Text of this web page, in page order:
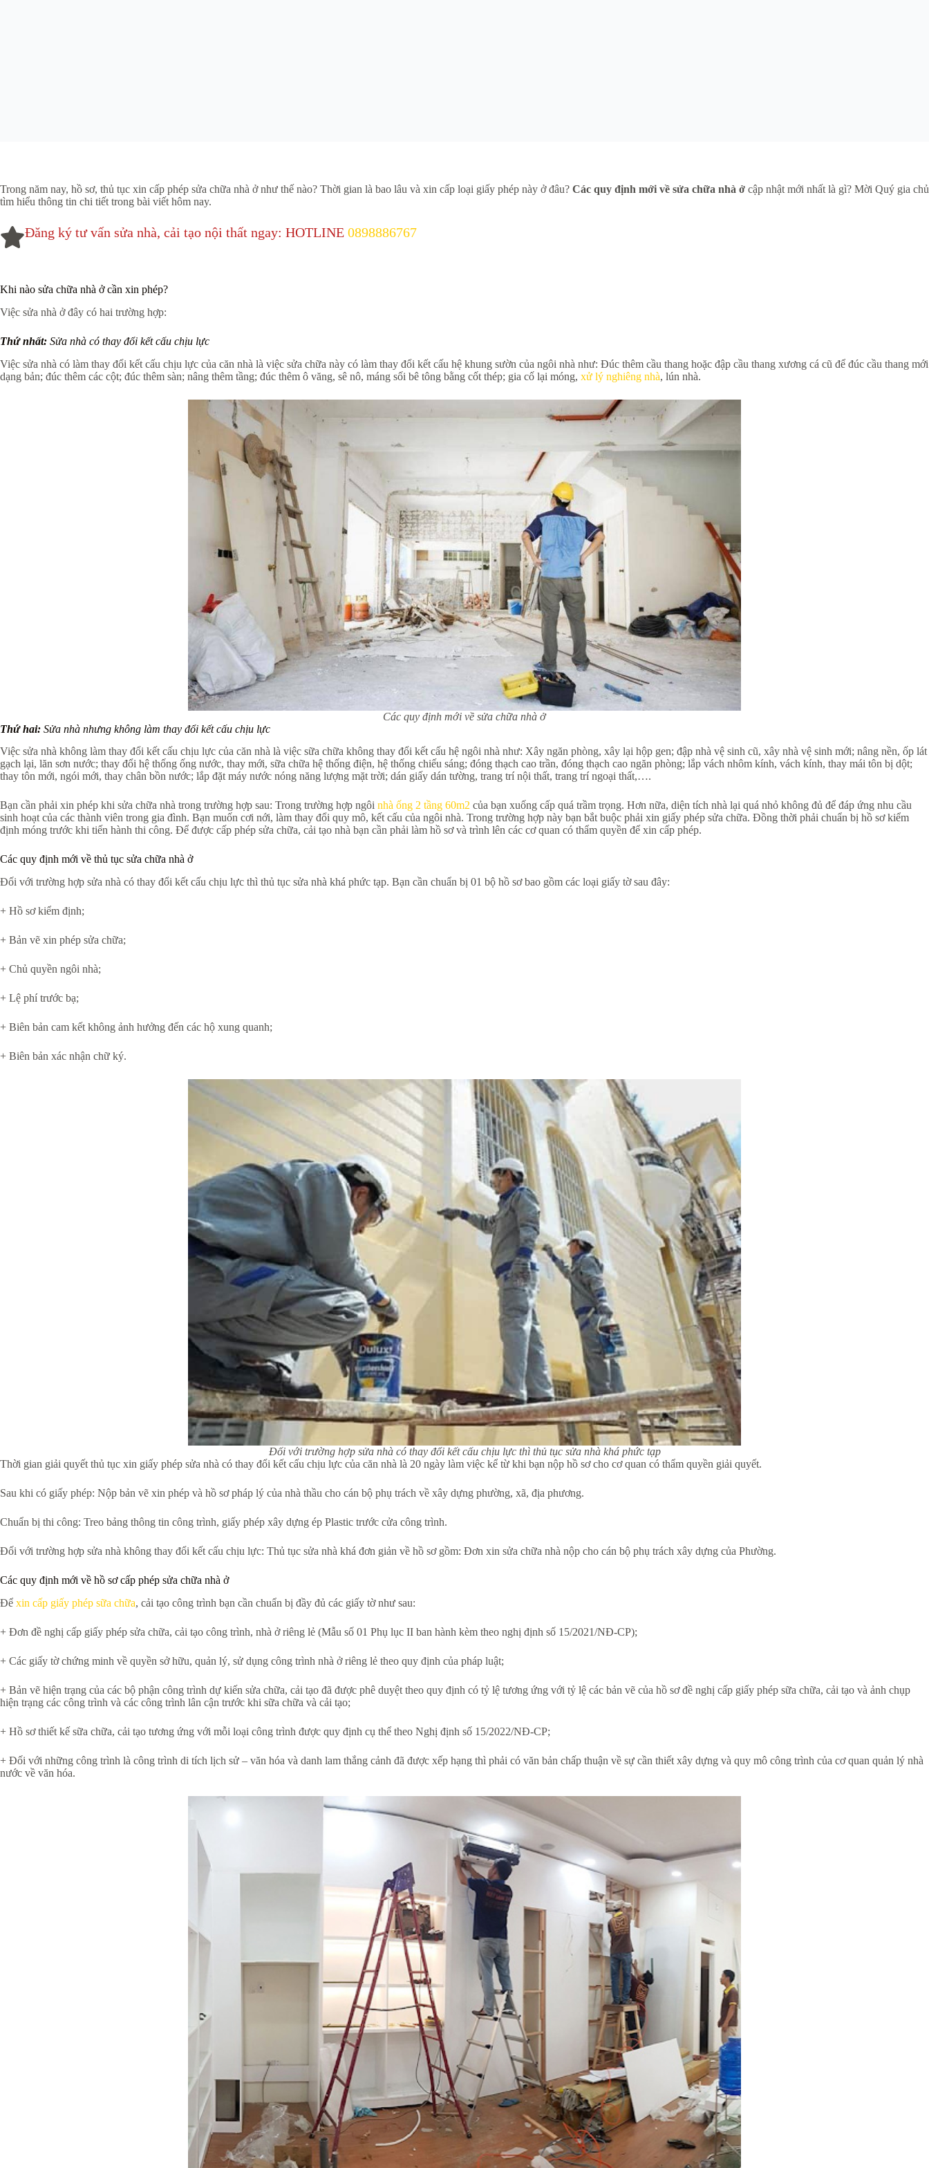
Trong năm nay, hồ sơ, thủ tục xin cấp phép sửa chữa nhà ở như thế nào? Thời gian là bao lâu và xin cấp loại giấy phép này ở đâu? Các quy định mới về sửa chữa nhà ở cập nhật mới nhất là gì? Mời Quý gia chủ
tìm hiểu thông tin chi tiết trong bài viết hôm nay.
Đăng ký tư vấn sửa nhà, cải tạo nội thất ngay: HOTLINE 0898886767
Khi nào sửa chữa nhà ở cần xin phép?
Việc sửa nhà ở đây có hai trường hợp:
Thứ nhất: Sửa nhà có thay đổi kết cấu chịu lực
Việc sửa nhà có làm thay đổi kết cấu chịu lực của căn nhà là việc sửa chữa này có làm thay đổi kết cấu hệ khung sườn của ngôi nhà như: Đúc thêm cầu thang hoặc đập cầu thang xương cá cũ để đúc cầu thang mới
dạng bản; đúc thêm các cột; đúc thêm sàn; nâng thêm tầng; đúc thêm ô văng, sê nô, máng sối bê tông bằng cốt thép; gia cố lại móng, xử lý nghiêng nhà, lún nhà.
Các quy định mới về sửa chữa nhà ở
Thứ hai: Sửa nhà nhưng không làm thay đổi kết cấu chịu lực
Việc sửa nhà không làm thay đổi kết cấu chịu lực của căn nhà là việc sữa chữa không thay đổi kết cấu hệ ngôi nhà như: Xây ngăn phòng, xây lại hộp gen; đập nhà vệ sinh cũ, xây nhà vệ sinh mới; nâng nền, ốp lát
gạch lại, lăn sơn nước; thay đổi hệ thống ống nước, thay mới, sữa chữa hệ thống điện, hệ thống chiếu sáng; đóng thạch cao trần, đóng thạch cao ngăn phòng; lắp vách nhôm kính, vách kính, thay mái tôn bị dột;
thay tôn mới, ngói mới, thay chân bồn nước; lắp đặt máy nước nóng năng lượng mặt trời; dán giấy dán tường, trang trí nội thất, trang trí ngoại thất,….
Bạn cần phải xin phép khi sửa chữa nhà trong trường hợp sau: Trong trường hợp ngôi nhà ống 2 tầng 60m2 của bạn xuống cấp quá trầm trọng. Hơn nữa, diện tích nhà lại quá nhỏ không đủ để đáp ứng nhu cầu
sinh hoạt của các thành viên trong gia đình. Bạn muốn cơi nới, làm thay đổi quy mô, kết cấu của ngôi nhà. Trong trường hợp này bạn bắt buộc phải xin giấy phép sửa chữa. Đồng thời phải chuẩn bị hồ sơ kiểm
định móng trước khi tiến hành thi công. Để được cấp phép sửa chữa, cải tạo nhà bạn cần phải làm hồ sơ và trình lên các cơ quan có thẩm quyền để xin cấp phép.
Các quy định mới về thủ tục sửa chữa nhà ở
Đối với trường hợp sửa nhà có thay đổi kết cấu chịu lực thì thủ tục sửa nhà khá phức tạp. Bạn cần chuẩn bị 01 bộ hồ sơ bao gồm các loại giấy tờ sau đây:
+ Hồ sơ kiểm định;
+ Bản vẽ xin phép sửa chữa;
+ Chủ quyền ngôi nhà;
+ Lệ phí trước bạ;
+ Biên bản cam kết không ảnh hưởng đến các hộ xung quanh;
+ Biên bản xác nhận chữ ký.
Đối với trường hợp sửa nhà có thay đổi kết cấu chịu lực thì thủ tục sửa nhà khá phức tạp
Thời gian giải quyết thủ tục xin giấy phép sửa nhà có thay đổi kết cấu chịu lực của căn nhà là 20 ngày làm việc kể từ khi bạn nộp hồ sơ cho cơ quan có thẩm quyền giải quyết.
Sau khi có giấy phép: Nộp bản vẽ xin phép và hồ sơ pháp lý của nhà thầu cho cán bộ phụ trách về xây dựng phường, xã, địa phương.
Chuẩn bị thi công: Treo bảng thông tin công trình, giấy phép xây dựng ép Plastic trước cửa công trình.
Đối với trường hợp sửa nhà không thay đổi kết cấu chịu lực: Thủ tục sửa nhà khá đơn giản về hồ sơ gồm: Đơn xin sửa chữa nhà nộp cho cán bộ phụ trách xây dựng của Phường.
Các quy định mới về hồ sơ cấp phép sửa chữa nhà ở
Để xin cấp giấy phép sữa chữa, cải tạo công trình bạn cần chuẩn bị đầy đủ các giấy tờ như sau:
+ Đơn đề nghị cấp giấy phép sửa chữa, cải tạo công trình, nhà ở riêng lẻ (Mẫu số 01 Phụ lục II ban hành kèm theo nghị định số 15/2021/NĐ-CP);
+ Các giấy tờ chứng minh về quyền sở hữu, quản lý, sử dụng công trình nhà ở riêng lẻ theo quy định của pháp luật;
+ Bản vẽ hiện trạng của các bộ phận công trình dự kiến sửa chữa, cải tạo đã được phê duyệt theo quy định có tỷ lệ tương ứng với tỷ lệ các bản vẽ của hồ sơ đề nghị cấp giấy phép sữa chữa, cải tạo và ảnh chụp
hiện trạng các công trình và các công trình lân cận trước khi sữa chữa và cải tạo;
+ Hồ sơ thiết kế sữa chữa, cải tạo tương ứng với mỗi loại công trình được quy định cụ thể theo Nghị định số 15/2022/NĐ-CP;
+ Đối với những công trình là công trình di tích lịch sử – văn hóa và danh lam thắng cảnh đã được xếp hạng thì phải có văn bản chấp thuận về sự cần thiết xây dựng và quy mô công trình của cơ quan quản lý nhà
nước về văn hóa.